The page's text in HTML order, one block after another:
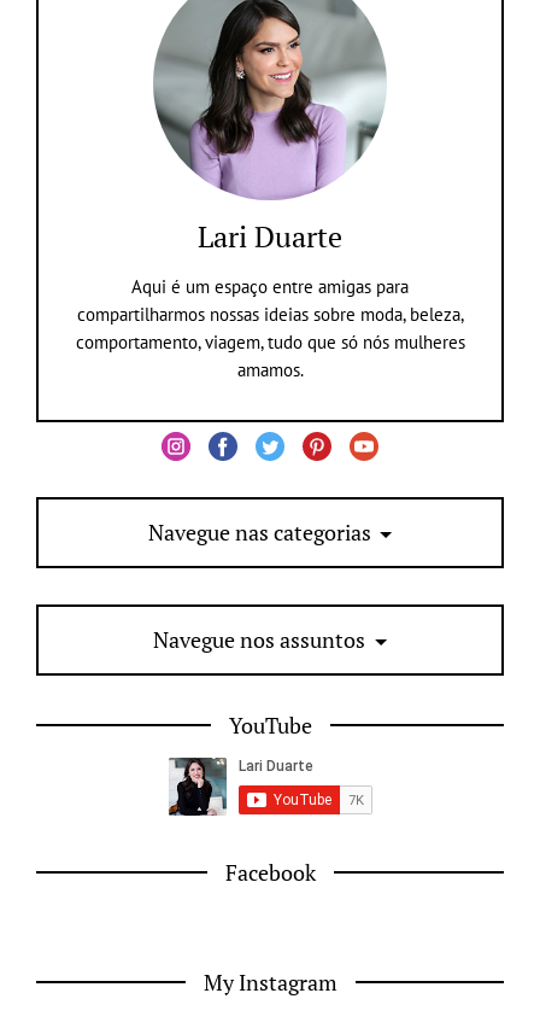
Lari Duarte
Aqui é um espaço entre amigas para
compartilharmos nossas ideias sobre moda, beleza,
comportamento, viagem, tudo que só nós mulheres
amamos.
Navegue nas categorias
Navegue nos assuntos
YouTube
Facebook
My Instagram